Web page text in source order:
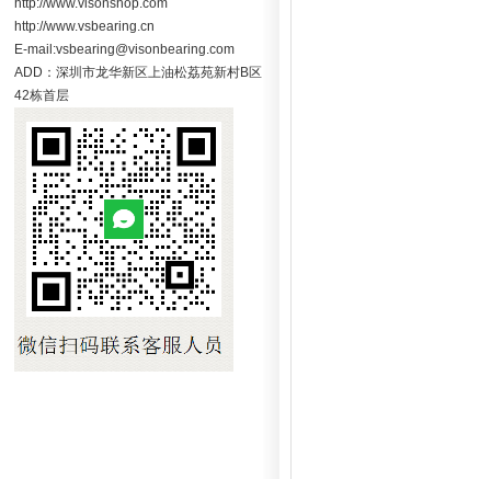
http://www.visonshop.com
http://www.vsbearing.cn
E-mail:vsbearing@visonbearing.com
ADD：深圳市龙华新区上油松荔苑新村B区
42栋首层